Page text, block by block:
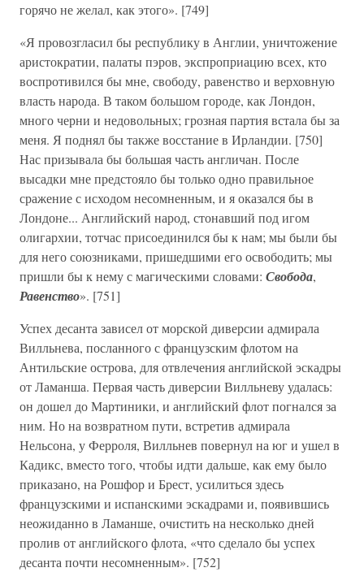
горячо не желал, как этого». [749]
«Я провозгласил бы республику в Англии, уничтожение
аристократии, палаты пэров, экспроприацию всех, кто
воспротивился бы мне, свободу, равенство и верховную
власть народа. В таком большом городе, как Лондон,
много черни и недовольных; грозная партия встала бы за
меня. Я поднял бы также восстание в Ирландии. [750]
Нас призывала бы большая часть англичан. После
высадки мне предстояло бы только одно правильное
сражение с исходом несомненным, и я оказался бы в
Лондоне... Английский народ, стонавший под игом
олигархии, тотчас присоединился бы к нам; мы были бы
для него союзниками, пришедшими его освободить; мы
пришли бы к нему с магическими словами: Свобода,
Равенство». [751]
Успех десанта зависел от морской диверсии адмирала
Вилльнева, посланного с французским флотом на
Антильские острова, для отвлечения английской эскадры
от Ламанша. Первая часть диверсии Вилльневу удалась:
он дошел до Мартиники, и английский флот погнался за
ним. Но на возвратном пути, встретив адмирала
Нельсона, у Ферроля, Вилльнев повернул на юг и ушел в
Кадикс, вместо того, чтобы идти дальше, как ему было
приказано, на Рошфор и Брест, усилиться здесь
французскими и испанскими эскадрами и, появившись
неожиданно в Ламанше, очистить на несколько дней
пролив от английского флота, «что сделало бы успех
десанта почти несомненным». [752]